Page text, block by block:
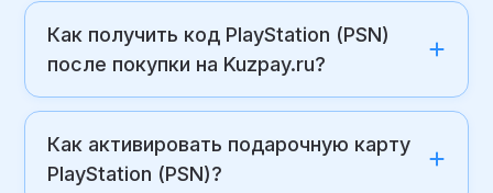
Как получить код PlayStation (PSN)
после покупки на Kuzpay.ru?
Как активировать подарочную карту
PlayStation (PSN)?